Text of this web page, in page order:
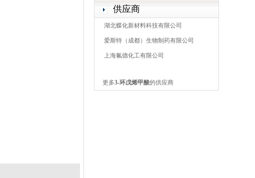
供应商
湖北蝶化新材料科技有限公司
爱斯特（成都）生物制药有限公司
上海氟德化工有限公司
更多3-环戊烯甲酸的供应商